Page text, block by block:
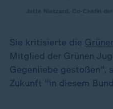
Sie kritisierte die
Mitglied der Grünen
Gegenliebe gestoßen",
Zukunft "in diesem